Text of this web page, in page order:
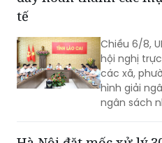
Chiều 6/8,
các xã,
hình giải
ngân sách
kinh tế 7
ra các giải
thành các
Hà Nội đặt mốc xử lý